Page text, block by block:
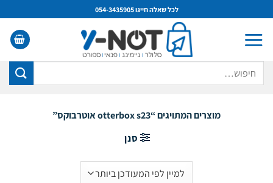
to
content
לכל שאלה חייגו 054-3435905
מוצרים המתויגים “otterbox s23 אוטרבוקס”
סנן